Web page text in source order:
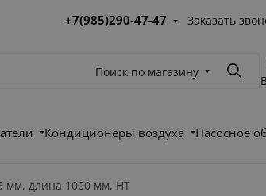
+7(985)290-47-47 Заказать
Поиск по магазину
Кондиционеры воздуха Насосное
мм, длина 1000 мм, HT